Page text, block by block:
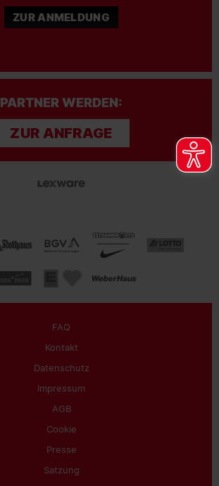
ZUR ANMELDUNG
PARTNER WERDEN:
ZUR ANFRAGE
FAQ
Kontakt
Datenschutz
Impressum
AGB
Cookie
Presse
Satzung